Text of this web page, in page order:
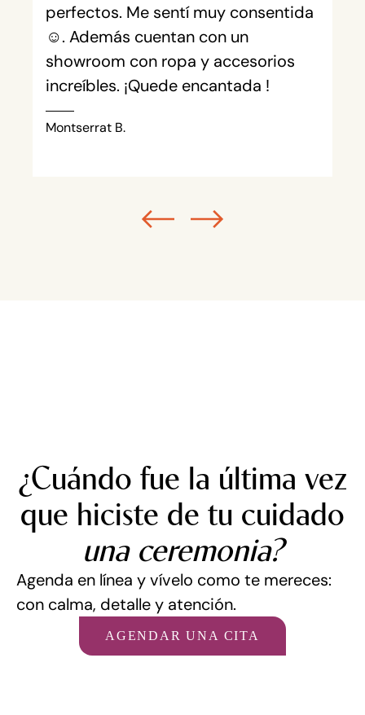
perfectos. Me sentí muy consentida
☺️. Además cuentan con un
showroom con ropa y accesorios
increíbles. ¡Quede encantada !
Montserrat B.
¿Cuándo fue la última vez
que hiciste de tu cuidado
una ceremonia?
Agenda en línea y vívelo como te mereces:
con calma, detalle y atención.
AGENDAR UNA CITA
AGENDAR UNA CITA